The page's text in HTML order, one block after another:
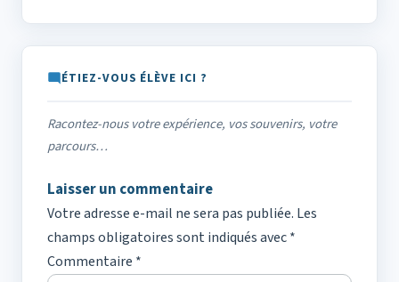
ÉTIEZ-VOUS ÉLÈVE ICI ?
Racontez-nous votre expérience, vos souvenirs, votre
parcours…
Laisser un commentaire
Votre adresse e-mail ne sera pas publiée. Les
champs obligatoires sont indiqués avec*
Commentaire *